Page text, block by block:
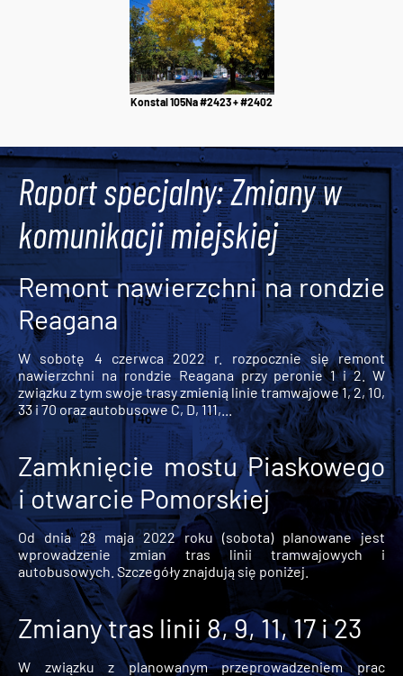
Konstal 105Na #2423 + #2402
Raport specjalny: Zmiany w
komunikacji miejskiej
Remont nawierzchni na rondzie
Reagana
W sobotę 4 czerwca 2022 r. rozpocznie się remont
nawierzchni na rondzie Reagana przy peronie 1 i 2. W
związku z tym swoje trasy zmienią linie tramwajowe 1, 2, 10,
33 i 70 oraz autobusowe C, D, 111,...
Zamknięcie mostu Piaskowego
i otwarcie Pomorskiej
Od dnia 28 maja 2022 roku (sobota) planowane jest
wprowadzenie zmian tras linii tramwajowych i
autobusowych. Szczegóły znajdują się poniżej.
Zmiany tras linii 8, 9, 11, 17 i 23
W związku z planowanym przeprowadzeniem prac